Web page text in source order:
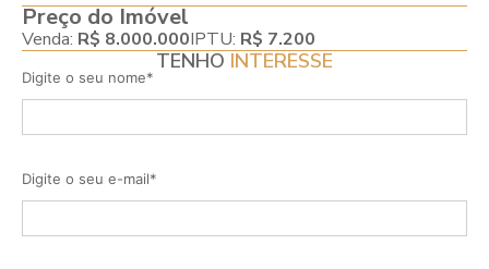
Preço do Imóvel
Venda: R$ 8.000.000IPTU: R$ 7.200
TENHO INTERESSE
Digite o seu nome*
Digite o seu e-mail*